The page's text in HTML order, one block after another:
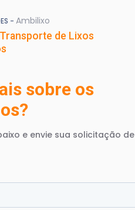
- Ambilixo
de Lixos
sobre os
e envie sua solicitação de